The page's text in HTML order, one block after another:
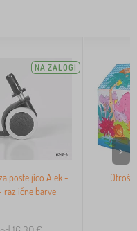
NA ZALOGI
posteljico Alek -
različne barve
>